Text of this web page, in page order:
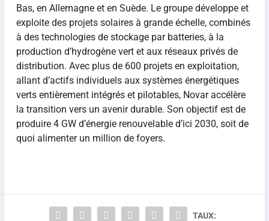
Bas, en Allemagne et en Suède. Le groupe développe et
exploite des projets solaires à grande échelle, combinés
à des technologies de stockage par batteries, à la
production d’hydrogène vert et aux réseaux privés de
distribution. Avec plus de 600 projets en exploitation,
allant d’actifs individuels aux systèmes énergétiques
verts entièrement intégrés et pilotables, Novar accélère
la transition vers un avenir durable. Son objectif est de
produire 4 GW d’énergie renouvelable d’ici 2030, soit de
quoi alimenter un million de foyers.
TAUX: